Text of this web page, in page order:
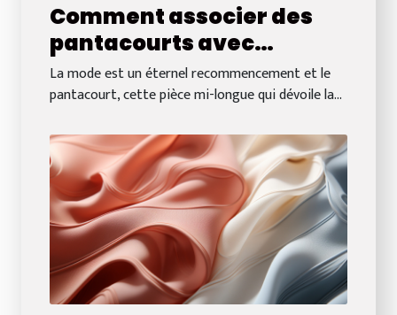
Comment associer des
pantacourts avec
différents types de
chaussures pour un look
La mode est un éternel recommencement et le
pantacourt, cette pièce mi-longue qui dévoile la...